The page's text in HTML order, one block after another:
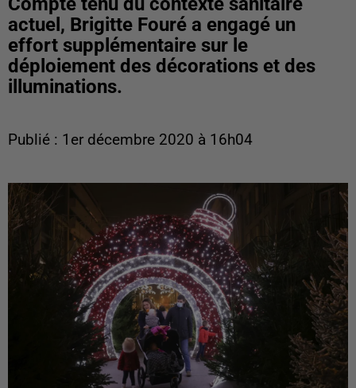
actuel, Brigitte Fouré a engagé un
effort supplémentaire sur le
déploiement des décorations et des
illuminations.
Publié : 1er décembre 2020 à 16h04